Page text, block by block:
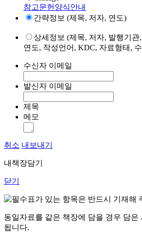
참고문헌양식안내
간략정보 (제목, 저자, 연도)
상세정보 (제목, 저자, 발행기관
연도, 작성언어, KDC, 자료형태,
수신자 이메일
발신자 이메일
제목
메모
취소 내보내기
내책장담기
닫기
표가 있는 항목은 반드시 기재해
동일자료를 같은 책장에 담을 경우 담은
됩니다.